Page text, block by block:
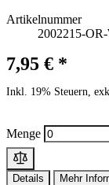
Artikelnummer
2002215-OR-
7,95 € *
Inkl. 19% Steuern,
Menge
Details Mehr